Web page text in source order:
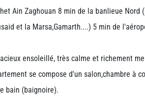
Ain Zaghouan 8 min de la banlieue Nord
et la Marsa,Gamarth....) 5 min de
ensoleillé, très calme et richement
se compose d'un salon,chambre à
bain (baignoire).